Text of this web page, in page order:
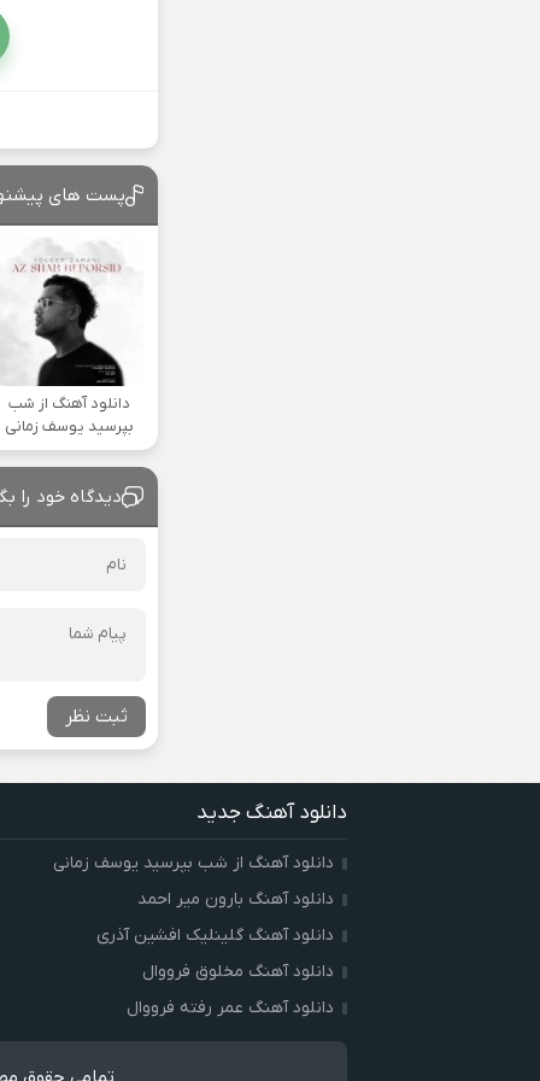
پست های
دانلود آهنگ از شب
بپرسید یوسف زمانی
دیدگاه خود را
ثبت نظر
دانلود آهنگ جدید
دانلود آهنگ از شب بپرسید یوسف زمانی
دانلود آهنگ بارون میر احمد
دانلود آهنگ گلینلیک افشین آذری
دانلود آهنگ مخلوق فرووال
دانلود آهنگ عمر رفته فرووال